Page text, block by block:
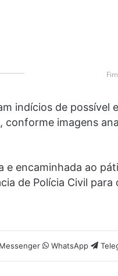
indícios de
imagens
encaminhada ao
de Polícia Civil
Messenger WhatsApp